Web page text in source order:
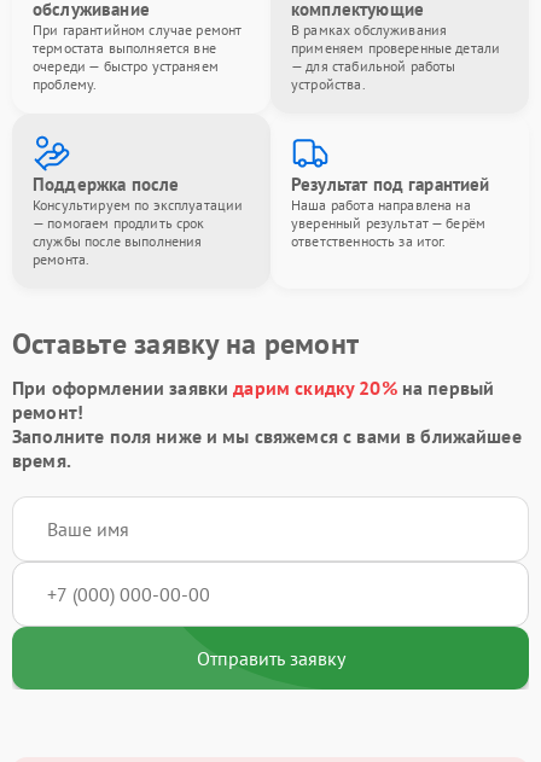
обслуживание
При гарантийном случае ремонт
термостата выполняется вне
очереди — быстро устраняем
проблему.
комплектующие
В рамках обслуживания
применяем проверенные детали
— для стабильной работы
устройства.
Поддержка после
Консультируем по эксплуатации
— помогаем продлить срок
службы после выполнения
ремонта.
Результат под гарантией
Наша работа направлена на
уверенный результат — берём
ответственность за итог.
Оставьте заявку на ремонт
При оформлении заявкидарим скидку 20%на первый
ремонт!
Заполните поля ниже и мы свяжемся с вами в ближайшее
время.
Отправить заявку